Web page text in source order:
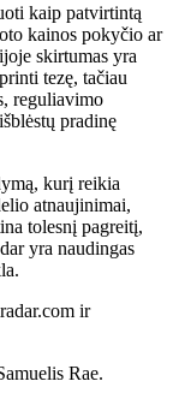
kaip patvirtintą
kainos pokyčio ar
skirtumas yra
tezę, tačiau
reguliavimo
pradinę
kurį reikia
atnaujinimai,
tolesnį pagreitį,
yra naudingas
ir
Rae.